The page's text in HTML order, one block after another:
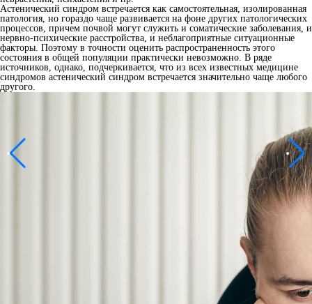
Астенический синдром встречается как самостоятельная, изолированная
патология, но гораздо чаще развивается на фоне других патологических
процессов, причем почвой могут служить и соматические заболевания, и
нервно-психические расстройства, и неблагоприятные ситуационные
факторы. Поэтому в точности оценить распространенность этого
состояния в общей популяции практически невозможно. В ряде
источников, однако, подчеркивается, что из всех известных медицине
синдромов астенический синдром встречается значительно чаще любого
другого.